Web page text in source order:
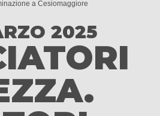
a Cesiomaggiore
2025